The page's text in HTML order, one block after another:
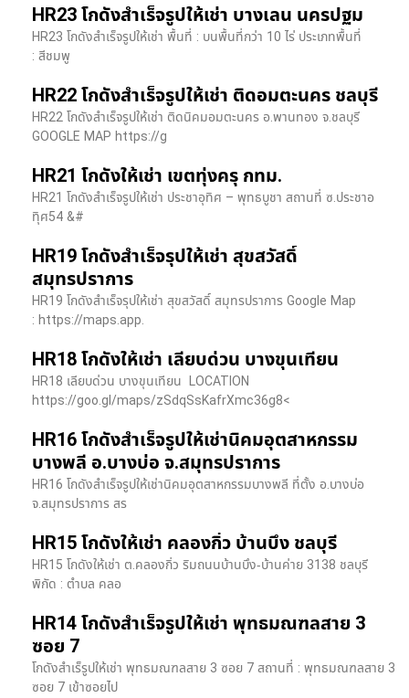
HR23 โกดังสำเร็จรูปให้เช่า บางเลน นครปฐม
HR23 โกดังสำเร็จรูปให้เช่า พื้นที่ : บนพื้นที่กว่า 10 ไร่ ประเภทพื้นที่
: สีชมพู
HR22 โกดังสำเร็จรูปให้เช่า ติดอมตะนคร ชลบุรี
HR22 โกดังสำเร็จรูปให้เช่า ติดนิคมอมตะนคร อ.พานทอง จ.ชลบุรี
GOOGLE MAP https://g
HR21 โกดังให้เช่า เขตทุ่งครุ กทม.
HR21 โกดังสำเร็จรูปให้เช่า ประชาอุทิศ – พุทธบูชา สถานที่ ซ.ประชาอ
ทุิศ54 &#
HR19 โกดังสำเร็จรุปให้เช่า สุขสวัสดิ์
สมุทรปราการ
HR19 โกดังสำเร็จรุปให้เช่า สุขสวัสดิ์ สมุทรปราการ Google Map
: https://maps.app.
HR18 โกดังให้เช่า เลียบด่วน บางขุนเทียน
HR18 เลียบด่วน​ บางขุนเทียน​ LOCATION
https://goo.gl/maps/zSdqSsKafrXmc36g8<
HR16 โกดังสำเร็จรูปให้เช่านิคมอุตสาหกรรม
บางพลี อ.บางบ่อ จ.สมุทรปราการ
HR16 โกดังสำเร็จรูปให้เช่านิคมอุตสาหกรรมบางพลี ที่ตั้ง อ.บางบ่อ
จ.สมุทรปราการ สร
HR15 โกดังให้เช่า คลองกิ่ว บ้านบึง ชลบุรี
HR15 โกดังให้เช่า ต.คลองกิ่ว ริมถนนบ้านบึง-บ้านค่าย 3138 ชลบุรี
พิกัด : ตำบล คลอ
HR14 โกดังสำเร็จรูปให้เช่า พุทธมณฑลสาย 3
ซอย 7
โกดังสำเร็รูปให้เช่า พุทธมณฑลสาย 3 ซอย 7 สถานที่ : พุทธมณฑลสาย 3
ซอย 7 เข้าซอยไป